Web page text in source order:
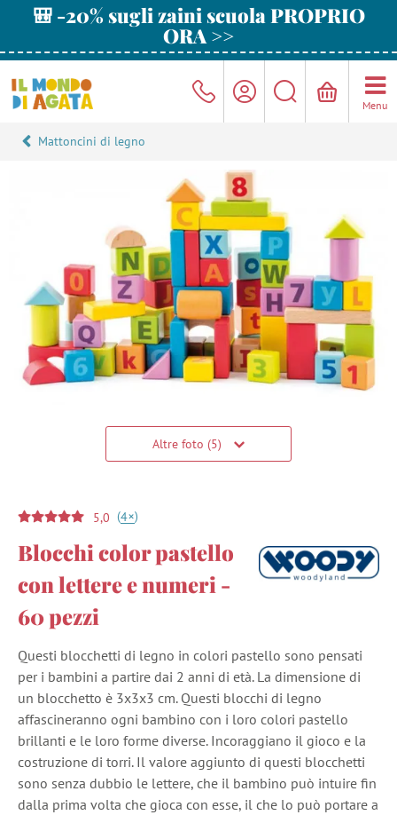
🎒 -20% sugli zaini scuola PROPRIO
ORA >>
Menu
Mattoncini di legno
Altre foto (5)
5,0 (4+)
Blocchi color pastello
con lettere e numeri -
60 pezzi
Questi blocchetti di legno in colori pastello sono pensati
per i bambini a partire dai 2 anni di età. La dimensione di
un blocchetto è 3x3x3 cm. Questi blocchi di legno
affascineranno ogni bambino con i loro colori pastello
brillanti e le loro forme diverse. Incoraggiano il gioco e la
costruzione di torri. Il valore aggiunto di questi blocchetti
sono senza dubbio le lettere, che il bambino può intuire fin
dalla prima volta che gioca con esse, il che lo può portare a